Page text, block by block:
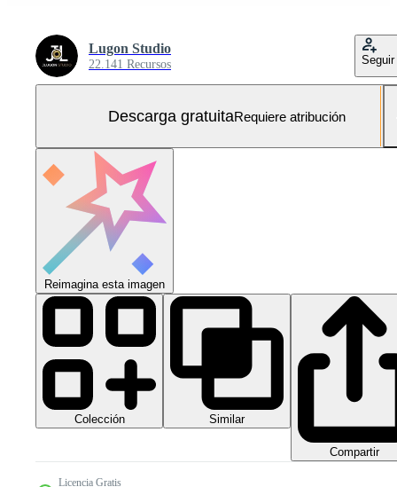
Lugon Studio
22.141 Recursos Seguir
Descarga gratuitaRequiere atribución
Reimagina esta imagen
Colección Similar
Compartir
Licencia Gratis